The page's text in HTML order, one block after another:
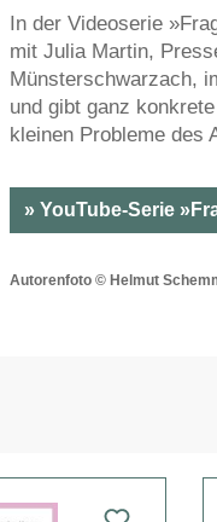
In der Videoserie
mit Julia Martin,
Münsterschwarzach,
und gibt ganz
kleinen Probleme des
» YouTube-Serie
Autorenfoto © Helmut